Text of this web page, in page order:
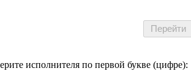
исполнителя по первой букве (цифре):